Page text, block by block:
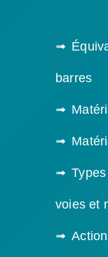
barres
voies et